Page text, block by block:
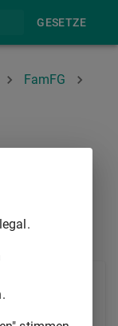
GESETZE
FamFG
ist, als
Wirksamkeit